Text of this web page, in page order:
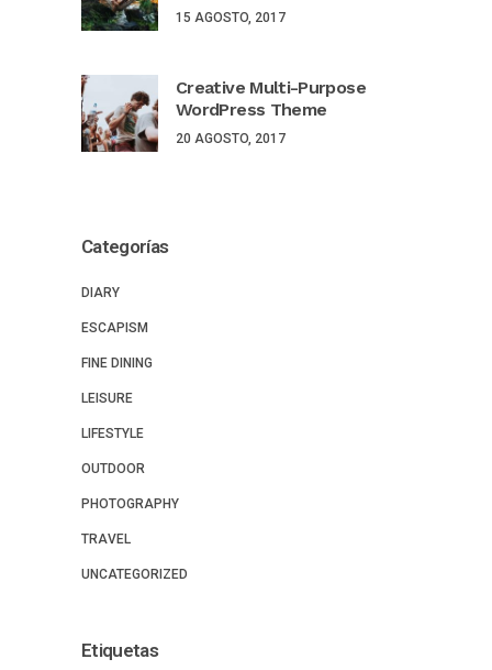
15 AGOSTO, 2017
Creative Multi-Purpose
WordPress Theme
20 AGOSTO, 2017
Categorías
DIARY
ESCAPISM
FINE DINING
LEISURE
LIFESTYLE
OUTDOOR
PHOTOGRAPHY
TRAVEL
UNCATEGORIZED
Etiquetas